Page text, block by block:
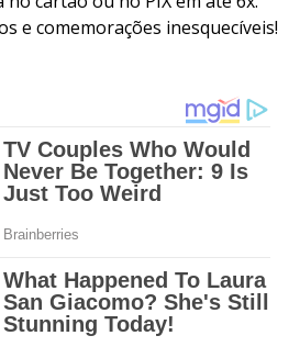
e comemorações inesquecíveis!